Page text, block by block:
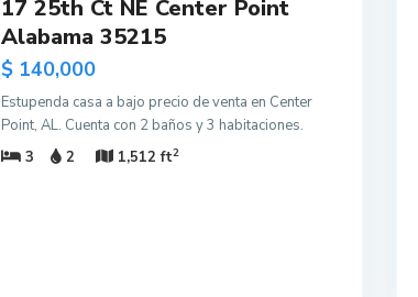
17 25th Ct NE Center Point
Alabama 35215
$ 140,000
Estupenda casa a bajo precio de venta en Center
Point, AL. Cuenta con 2 baños y 3 habitaciones.
3
2 1,512 ft2